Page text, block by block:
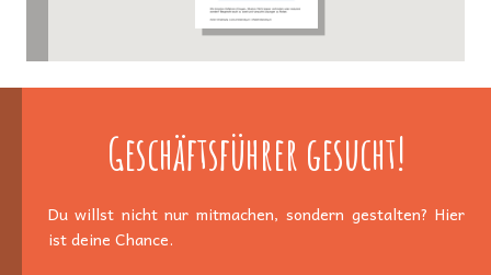
Geschäftsführer gesucht!
Du willst nicht nur mitmachen, sondern gestalten? Hier
ist deine Chance.